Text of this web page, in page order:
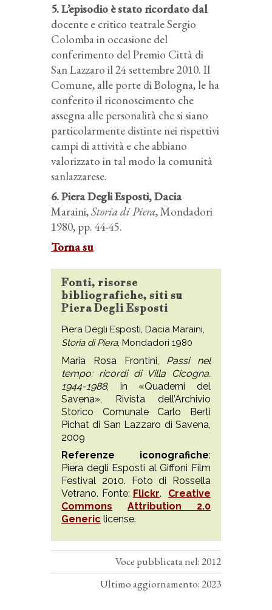
5. L’episodio è stato ricordato dal
docente e critico teatrale Sergio
Colomba in occasione del
conferimento del Premio Città di
San Lazzaro il 24 settembre 2010. Il
Comune, alle porte di Bologna, le ha
conferito il riconoscimento che
assegna alle personalità che si siano
particolarmente distinte nei rispettivi
campi di attività e che abbiano
valorizzato in tal modo la comunità
sanlazzarese.
6. Piera Degli Esposti, Dacia
Maraini,Storia di Piera, Mondadori
1980, pp. 44-45.
Torna su
Fonti, risorse
bibliografiche, siti su
Piera Degli Esposti
Piera Degli Esposti, Dacia Maraini,
Storia di Piera, Mondadori 1980
Maria Rosa Frontini, Passi nel
tempo: ricordi di Villa Cicogna.
1944-1988, in «Quaderni del
Savena», Rivista dell’Archivio
Storico Comunale Carlo Berti
Pichat di San Lazzaro di Savena,
2009
Referenze iconografiche:
Piera degli Esposti al Giffoni Film
Festival 2010. Foto di Rossella
Vetrano. Fonte: Flickr. Creative
Commons
Attribution 2.0
Generic license.
Voce pubblicata nel: 2012
Ultimo aggiornamento: 2023